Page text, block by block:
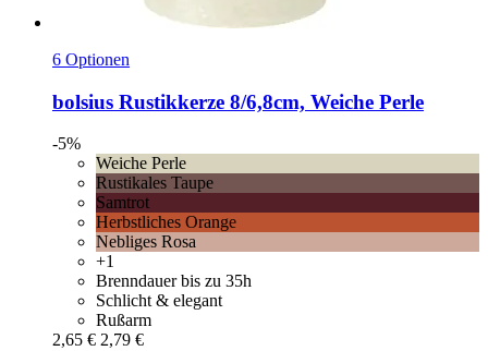
6 Optionen
bolsius Rustikkerze 8/6,8cm, Weiche Perle
-5%
Weiche Perle
Rustikales Taupe
Samtrot
Herbstliches Orange
Nebliges Rosa
+1
Brenndauer bis zu 35h
Schlicht & elegant
Rußarm
2,65 € 2,79 €